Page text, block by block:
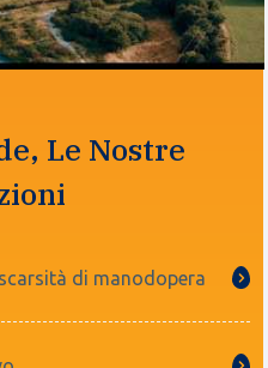
Le Nostre
di manodopera